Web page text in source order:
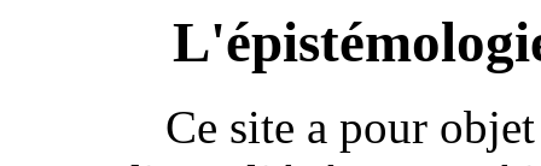
Ce site a pour